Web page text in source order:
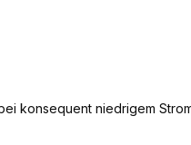
konsequent niedrigem